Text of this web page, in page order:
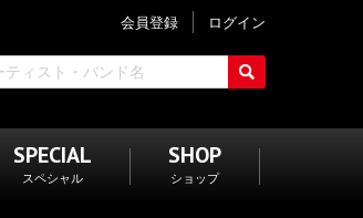
会員登録 ログイン
SPECIAL
スペシャル
SHOP
ショップ